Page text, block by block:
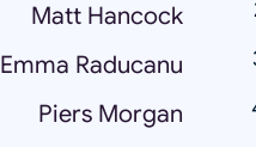
Matt Hancock
Emma Raducanu
Piers Morgan